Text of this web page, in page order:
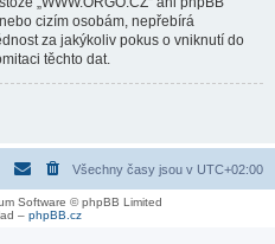
cizím osobám, nepřebírá
za jakýkoliv pokus o vniknutí do
těchto dat.
Všechny časy jsou v UTC+02:00
Software © phpBB Limited
– phpBB.cz